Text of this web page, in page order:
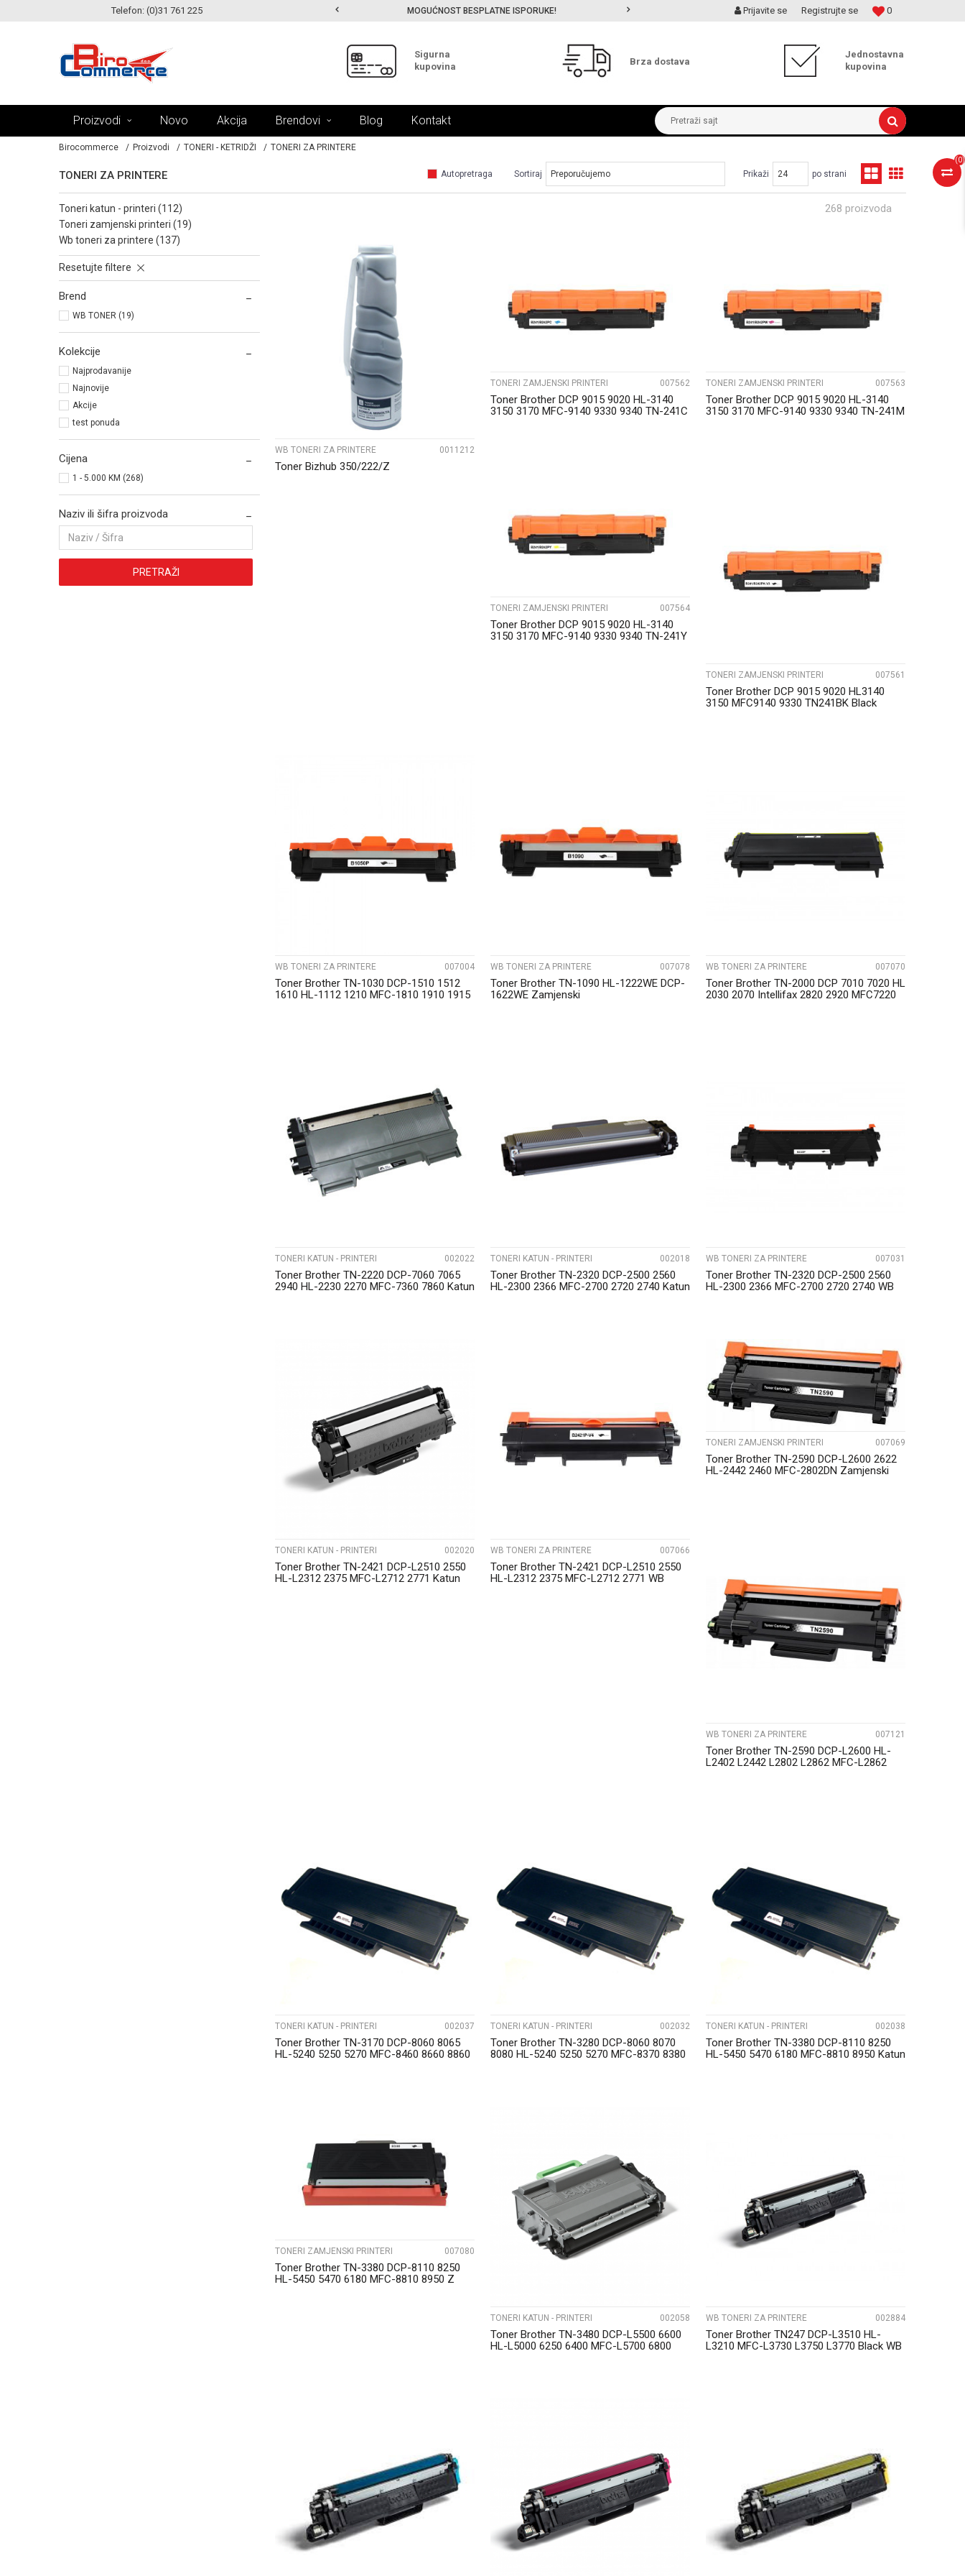
Telefon: (0)31 761 225
MOGUĆNOST ISPORUKE ZA 24H! MOGUĆNOST BESPLATNE ISPORUKE! MOGUĆNOST ISPORUKE ZA 24H! 0
Prijavite se Registrujte se
Sigurna
kupovina
Brza dostava
Jednostavna
kupovina
Proizvodi Novo Akcija Brendovi Blog Kontakt Pretraži sajt
(0)
Birocommerce Proizvodi TONERI - KETRIDŽI TONERI ZA PRINTERE
TONERI ZA PRINTERE Autopretraga Sortiraj Prikaži po strani
toneri katun - printeri (112)
toneri zamjenski printeri (19)
wb toneri za printere (137)
Resetujte filtere
Brend
WB TONER (19)
Kolekcije
Najprodavanije
Najnovije
Akcije
test ponuda
Cijena
1 - 5.000 KM (268)
Naziv ili šifra proizvoda
PRETRAŽI
268 proizvoda
UPOREDI
WB TONERI ZA PRINTERE 0011212
Toner Bizhub 350/222/Z
UPOREDI
TONERI ZAMJENSKI PRINTERI 007562
Toner Brother DCP 9015 9020 HL-3140
3150 3170 MFC-9140 9330 9340 TN-241C
UPOREDI
TONERI ZAMJENSKI PRINTERI 007563
Toner Brother DCP 9015 9020 HL-3140
3150 3170 MFC-9140 9330 9340 TN-241M
UPOREDI
TONERI ZAMJENSKI PRINTERI 007564
Toner Brother DCP 9015 9020 HL-3140
3150 3170 MFC-9140 9330 9340 TN-241Y
UPOREDI
TONERI ZAMJENSKI PRINTERI 007561
Toner Brother DCP 9015 9020 HL3140
3150 MFC9140 9330 TN241BK Black
UPOREDI
WB TONERI ZA PRINTERE 007004
Toner Brother TN-1030 DCP-1510 1512
1610 HL-1112 1210 MFC-1810 1910 1915
UPOREDI
WB TONERI ZA PRINTERE 007078
Toner Brother TN-1090 HL-1222WE DCP-
1622WE Zamjenski
UPOREDI
WB TONERI ZA PRINTERE 007070
Toner Brother TN-2000 DCP 7010 7020 HL
2030 2070 Intellifax 2820 2920 MFC7220
UPOREDI
TONERI KATUN - PRINTERI 002022
Toner Brother TN-2220 DCP-7060 7065
2940 HL-2230 2270 MFC-7360 7860 Katun
UPOREDI
TONERI KATUN - PRINTERI 002018
Toner Brother TN-2320 DCP-2500 2560
HL-2300 2366 MFC-2700 2720 2740 Katun
WB TONERI ZA PRINTERE 007031
Toner Brother TN-2320 DCP-2500 2560
HL-2300 2366 MFC-2700 2720 2740 WB
UPOREDI
TONERI KATUN - PRINTERI 002020
Toner Brother TN-2421 DCP-L2510 2550
HL-L2312 2375 MFC-L2712 2771 Katun
UPOREDI
WB TONERI ZA PRINTERE 007066
Toner Brother TN-2421 DCP-L2510 2550
HL-L2312 2375 MFC-L2712 2771 WB
UPOREDI
TONERI ZAMJENSKI PRINTERI 007069
Toner Brother TN-2590 DCP-L2600 2622
HL-2442 2460 MFC-2802DN Zamjenski
UPOREDI
WB TONERI ZA PRINTERE 007121
Toner Brother TN-2590 DCP-L2600 HL-
L2402 L2442 L2802 L2862 MFC-L2862
UPOREDI
TONERI KATUN - PRINTERI 002037
Toner Brother TN-3170 DCP-8060 8065
HL-5240 5250 5270 MFC-8460 8660 8860
UPOREDI
TONERI KATUN - PRINTERI 002032
Toner Brother TN-3280 DCP-8060 8070
8080 HL-5240 5250 5270 MFC-8370 8380
UPOREDI
TONERI KATUN - PRINTERI 002038
Toner Brother TN-3380 DCP-8110 8250
HL-5450 5470 6180 MFC-8810 8950 Katun
TONERI ZAMJENSKI PRINTERI 007080
Toner Brother TN-3380 DCP-8110 8250
HL-5450 5470 6180 MFC-8810 8950 Z
UPOREDI
TONERI KATUN - PRINTERI 002058
Toner Brother TN-3480 DCP-L5500 6600
HL-L5000 6250 6400 MFC-L5700 6800
UPOREDI
WB TONERI ZA PRINTERE 002884
Toner Brother TN247 DCP-L3510 HL-
L3210 MFC-L3730 L3750 L3770 Black WB
UPOREDI UPOREDI UPOREDI